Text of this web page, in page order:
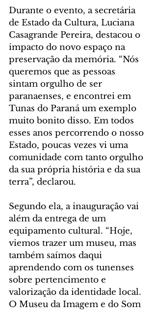
Durante o evento, a secretária
de Estado da Cultura, Luciana
Casagrande Pereira, destacou o
impacto do novo espaço na
preservação da memória. “Nós
queremos que as pessoas
sintam orgulho de ser
paranaenses, e encontrei em
Tunas do Paraná um exemplo
muito bonito disso. Em todos
esses anos percorrendo o nosso
Estado, poucas vezes vi uma
comunidade com tanto orgulho
da sua própria história e da sua
terra”, declarou.
Segundo ela, a inauguração vai
além da entrega de um
equipamento cultural. “Hoje,
viemos trazer um museu, mas
também saímos daqui
aprendendo com os tunenses
sobre pertencimento e
valorização da identidade local.
O Museu da Imagem e do Som